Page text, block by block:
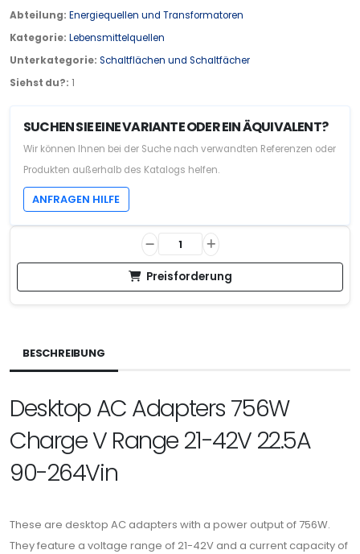
Abteilung: Energiequellen und Transformatoren
Kategorie: Lebensmittelquellen
Unterkategorie: Schaltflächen und Schaltfächer
Siehst du?: 1
SUCHEN SIE EINE VARIANTE ODER EIN ÄQUIVALENT?
Wir können Ihnen bei der Suche nach verwandten Referenzen oder
Produkten außerhalb des Katalogs helfen.
ANFRAGEN HILFE
Preisforderung
BESCHREIBUNG
Desktop AC Adapters 756W
Charge V Range 21-42V 22.5A
90-264Vin
These are desktop AC adapters with a power output of 756W.
They feature a voltage range of 21-42V and a current capacity of